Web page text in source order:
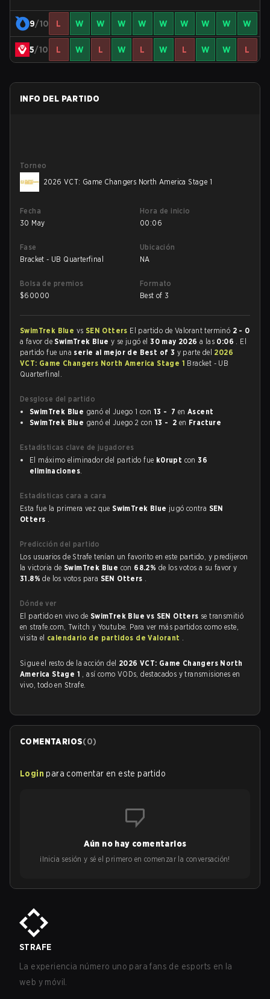
9/10 L W W W W W W W W W
5/10 L W L W L W L W W L
INFO DEL PARTIDO
Torneo
2026 VCT: Game Changers North America Stage 1
Fecha
30 May
Hora de inicio
00:06
Fase
Bracket - UB Quarterfinal
Ubicación
NA
Bolsa de premios
$60000
Formato
Best of 3
SwimTrek Blue vs SEN Otters El partido de Valorant terminó 2 - 0
a favor deSwimTrek Bluey se jugó el30 may 2026a las 0:06 . El
partido fue una serie al mejor de Best of 3 y parte del 2026
VCT: Game Changers North America Stage 1 Bracket - UB
Quarterfinal.
Desglose del partido
SwimTrek Blue ganó el Juego 1 con 13 - 7 enAscent
SwimTrek Blue ganó el Juego 2 con 13 - 2 en Fracture
Estadísticas clave de jugadores
El máximo eliminador del partido fue k0rupt con36
eliminaciones.
Estadísticas cara a cara
Esta fue la primera vez queSwimTrek Blue jugó contra SEN
Otters .
Predicción del partido
Los usuarios de Strafe tenían un favorito en este partido, y predijeron
la victoria deSwimTrek Blue con 68.2% de los votos a su favor y
31.8%de los votos para SEN Otters .
Dónde ver
El partido en vivo de SwimTrek Blue vs SEN Otters se transmitió
en strafe.com, Twitch y Youtube. Para ver más partidos como este,
visita el calendario de partidos de Valorant .
Sigue el resto de la acción del 2026 VCT: Game Changers North
America Stage 1 , así como VODs, destacados y transmisiones en
vivo, todo en Strafe.
COMENTARIOS(0)
Login para comentar en este partido
Aún no hay comentarios
¡Inicia sesión y sé el primero en comenzar la conversación!
STRAFE
La experiencia número uno para fans de esports en la
web y móvil.